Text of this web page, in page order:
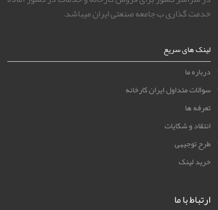
خدمت گذاری ب جامعه صنعتی ایران میباشد.
لینک های سریع
درباره ما
سوالات متداول ایران کارخانه
تعرفه ها
انتقاد و شکایات
طرح توجیهی
خرید لینک
ارتباط با ما